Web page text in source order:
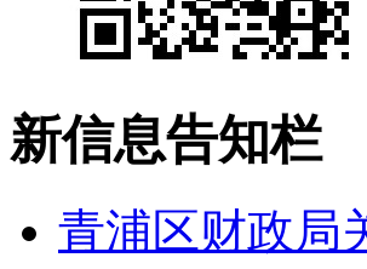
新信息告知栏
青浦区财政局